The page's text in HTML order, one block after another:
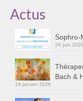
Initiation à
Sophro-
Prendre contact
Bertrand
Actus
Sophro-
26 juin 2026
Bach &
16 janvier 2026